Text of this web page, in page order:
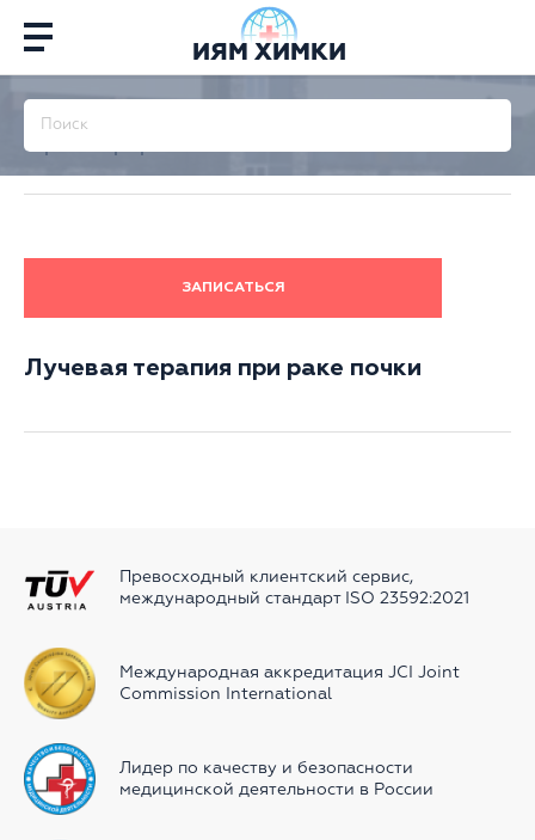
ИЯМ ХИМКИ
Главная
терапия при раке почки
ЗАПИСАТЬСЯ
Лучевая терапия при раке почки
Превосходный клиентский сервиc,
международный стандарт ISO 23592:2021
Международная аккредитация JCI Joint
Commission International
Лидер по качеству и безопасности
медицинской деятельности в России